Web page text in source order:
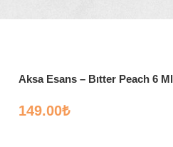
Aksa Esans – Bıtter Peach 6 Ml
149.00₺